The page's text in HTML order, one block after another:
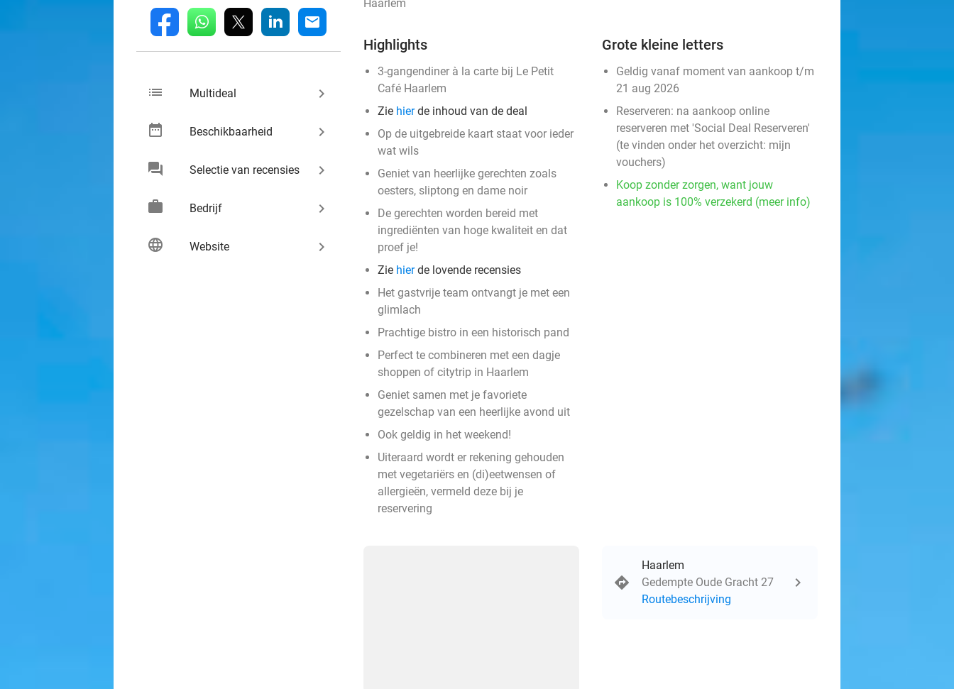
fb whatsapp linkedin mail
list Multideal keyboard_arrow_right
date_range Beschikbaarheid keyboard_arrow_right
chat Selectie van recensies keyboard_arrow_right
work Bedrijf keyboard_arrow_right
language Website keyboard_arrow_right
Haarlem
Highlights
3-gangendiner à la carte bij Le Petit
Café Haarlem
Zie hierde inhoud van de deal
Op de uitgebreide kaart staat voor ieder
wat wils
Geniet van heerlijke gerechten zoals
oesters, sliptong en dame noir
De gerechten worden bereid met
ingrediënten van hoge kwaliteit en dat
proef je!
Zie hierde lovende recensies
Het gastvrije team ontvangt je met een
glimlach
Prachtige bistro in een historisch pand
Perfect te combineren met een dagje
shoppen of citytrip in Haarlem
Geniet samen met je favoriete
gezelschap van een heerlijke avond uit
Ook geldig in het weekend!
Uiteraard wordt er rekening gehouden
met vegetariërs en (di)eetwensen of
allergieën, vermeld deze bij je
reservering
Grote kleine letters
Geldig vanaf moment van aankoop t/m
21 aug 2026
Reserveren: na aankoop online
reserveren met 'Social Deal Reserveren'
(te vinden onder het overzicht: mijn
vouchers)
Koop zonder zorgen, want jouw
aankoop is 100% verzekerd (meer info)
Haarlem
Gedempte Oude Gracht 27
Routebeschrijving